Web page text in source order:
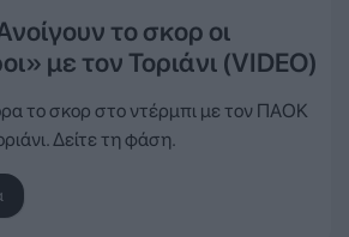
το σκορ οι
με τον Τοριάνι (VIDEO)
το σκορ στο ντέρμπι με τον ΠΑΟΚ
Δείτε τη φάση.